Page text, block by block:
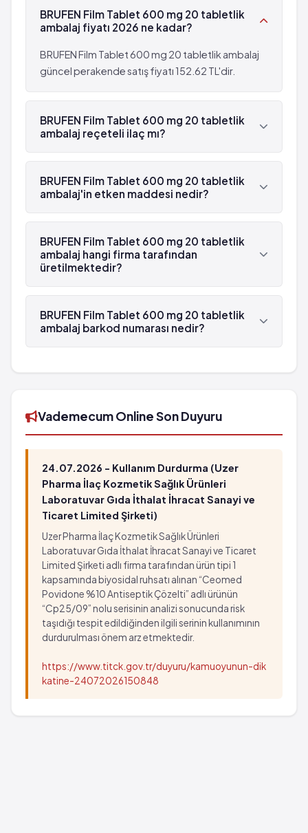
Deride küçük kanamalar
Deri iltihabı
Alerjik reaksiyon
Işığa duyarlılık
Astım
Beyin zarı iltihabı
Yüz ve boğazda şişme
Astımda ağırlaşma
Deride küçük kanamalar
BRUFEN Film Tablet 600 mg 20 tabletlik
ambalaj fiyatı 2026 ne kadar?
BRUFEN Film Tablet 600 mg 20 tabletlik ambalaj
güncel perakende satış fiyatı 152.62 TL'dir.
BRUFEN Film Tablet 600 mg 20 tabletlik
ambalaj reçeteli ilaç mı?
Evet, BRUFEN Film Tablet 600 mg 20 tabletlik
ambalaj beyaz reçetelidir.
BRUFEN Film Tablet 600 mg 20 tabletlik
ambalaj'in etken maddesi nedir?
BRUFEN Film Tablet 600 mg 20 tabletlik
ambalaj'in etken maddesi İbuprofen 'dür.
BRUFEN Film Tablet 600 mg 20 tabletlik
ambalaj hangi firma tarafından
üretilmektedir?
BRUFEN Film Tablet 600 mg 20 tabletlik ambalaj ,
Abbott tarafından üretilmektedir.
BRUFEN Film Tablet 600 mg 20 tabletlik
ambalaj barkod numarası nedir?
ambalaj'in barkod numarası 8699548093159'tür.
Vademecum Online Son Duyuru
24.07.2026 - Kullanım Durdurma (Uzer
Pharma İlaç Kozmetik Sağlık Ürünleri
Laboratuvar Gıda İthalat İhracat Sanayi ve
Ticaret Limited Şirketi)
Uzer Pharma İlaç Kozmetik Sağlık Ürünleri
Laboratuvar Gıda İthalat İhracat Sanayi ve Ticaret
Limited Şirketi adlı firma tarafından ürün tipi 1
kapsamında biyosidal ruhsatı alınan “Ceomed
Povidone %10 Antiseptik Çözelti” adlı ürünün
“Cp25/09” nolu serisinin analizi sonucunda risk
taşıdığı tespit edildiğinden ilgili serinin kullanımının
durdurulması önem arz etmektedir.
https://www.titck.gov.tr/duyuru/kamuoyunun-dik
katine-24072026150848